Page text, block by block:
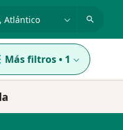
Más filtros• 1